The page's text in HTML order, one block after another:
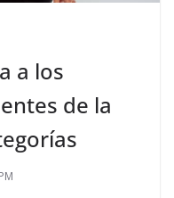
a los
de la